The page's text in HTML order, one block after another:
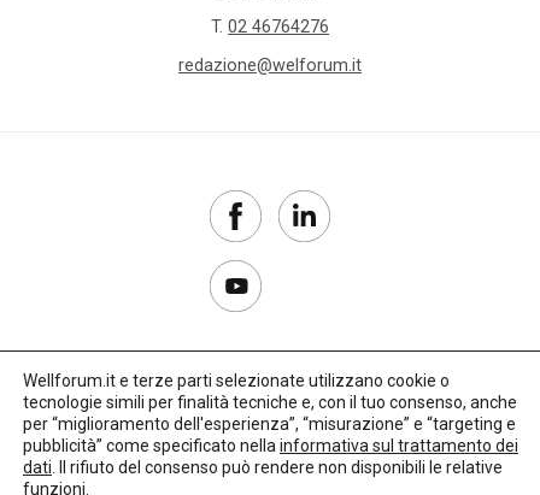
T. 02 46764276
redazione@welforum.it
Copyright 2017–2026
Privacy Policy
Wellforum.it e terze parti selezionate utilizzano cookie o
tecnologie simili per finalità tecniche e, con il tuo consenso, anche
per “miglioramento dell'esperienza”, “misurazione” e “targeting e
pubblicità” come specificato nella informativa sul trattamento dei
dati . Il rifiuto del consenso può rendere non disponibili le relative
funzioni.